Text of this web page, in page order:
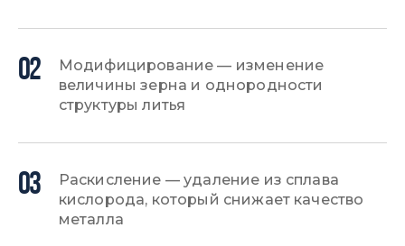
02
Модифицирование — изменение
величины зерна и однородности
структуры литья
03
Раскисление — удаление из сплава
кислорода, который снижает качество
металла